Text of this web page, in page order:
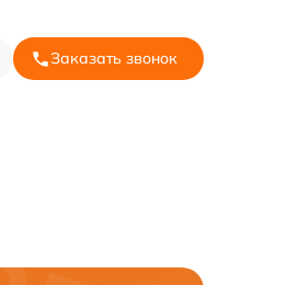
Заказать звонок